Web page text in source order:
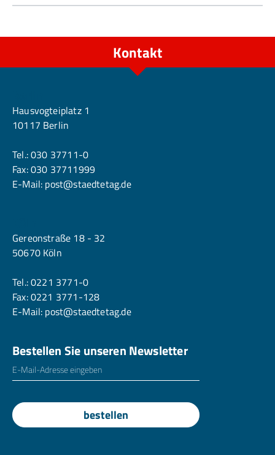
Kontakt
Hausvogteiplatz 1
10117 Berlin
Tel.:030 37711-0
Fax: 030 37711999
E-Mail: post@staedtetag.de
Gereonstraße 18 - 32
50670 Köln
Tel.:0221 3771-0
Fax: 0221 3771-128
E-Mail: post@staedtetag.de
Bestellen Sie unseren Newsletter
E-Mailadresse
bestellen